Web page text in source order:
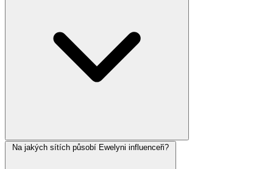
Na jakých sítích působí Ewelyni influenceři?